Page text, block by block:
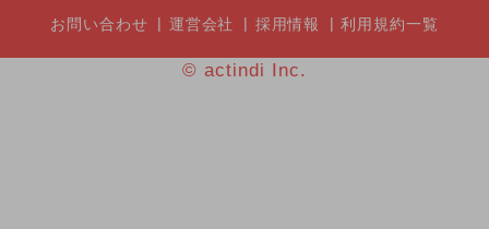
お問い合わせ 運営会社 採用情報 利用規約一覧
© actindi Inc.